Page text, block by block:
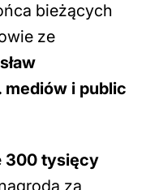
bieżących
ze
i public
300 tysięcy
za